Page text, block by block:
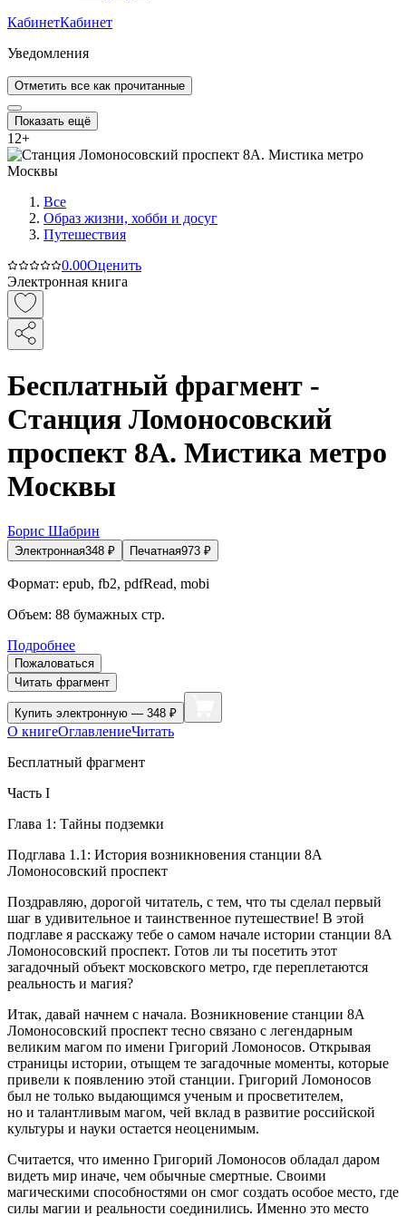
КабинетКабинет
Уведомления
Отметить все как прочитанные
Показать ещё
12+
Все
Образ жизни, хобби и досуг
Путешествия
0.00Оценить
Электронная книга
Бесплатный фрагмент -
Станция Ломоносовский
проспект 8А. Мистика метро
Москвы
Борис Шабрин
Электронная348 ₽ Печатная973 ₽
Формат: epub, fb2, pdfRead, mobi
Объем: 88 бумажных стр.
Подробнее
Пожаловаться
Читать фрагмент
Купить электронную — 348 ₽
О книгеОглавлениеЧитать
Бесплатный фрагмент
Часть I
Глава 1: Тайны подземки
Подглава 1.1: История возникновения станции 8А
Ломоносовский проспект
Поздравляю, дорогой читатель, с тем, что ты сделал первый
шаг в удивительное и таинственное путешествие! В этой
подглаве я расскажу тебе о самом начале истории станции 8А
Ломоносовский проспект. Готов ли ты посетить этот
загадочный объект московского метро, где переплетаются
реальность и магия?
Итак, давай начнем с начала. Возникновение станции 8А
Ломоносовский проспект тесно связано с легендарным
великим магом по имени Григорий Ломоносов. Открывая
страницы истории, отыщем те загадочные моменты, которые
привели к появлению этой станции. Григорий Ломоносов
был не только выдающимся ученым и просветителем,
но и талантливым магом, чей вклад в развитие российской
культуры и науки остается неоценимым.
Считается, что именно Григорий Ломоносов обладал даром
видеть мир иначе, чем обычные смертные. Своими
магическими способностями он смог создать особое место, где
силы магии и реальности соединились. Именно это место